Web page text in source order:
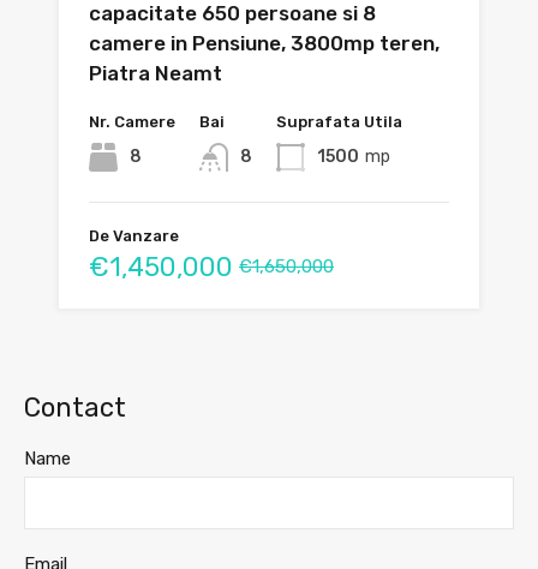
capacitate 650 persoane si 8
camere in Pensiune, 3800mp teren,
Piatra Neamt
Nr. Camere
8
Bai
8
Suprafata Utila
1500 mp
De Vanzare
€1,450,000 €1,650,000
Contact
Name
Email